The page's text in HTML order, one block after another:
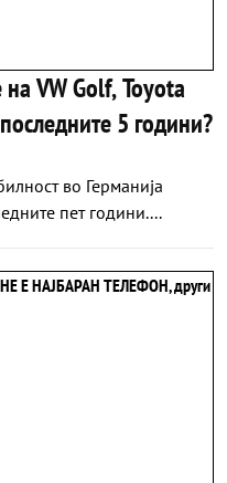
на VW Golf, Toyota
5 години?
во Германија
пет години....